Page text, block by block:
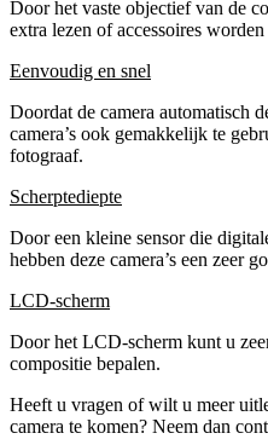
Door het vaste objectief van de
extra lezen of accessoires
Eenvoudig en snel
Doordat de camera automatisch
camera’s ook gemakkelijk te
fotograaf.
Scherptediepte
Door een kleine sensor die
hebben deze camera’s een zeer
LCD-scherm
Door het LCD-scherm kunt u
compositie bepalen.
Heeft u vragen of wilt u meer
camera te komen? Neem dan